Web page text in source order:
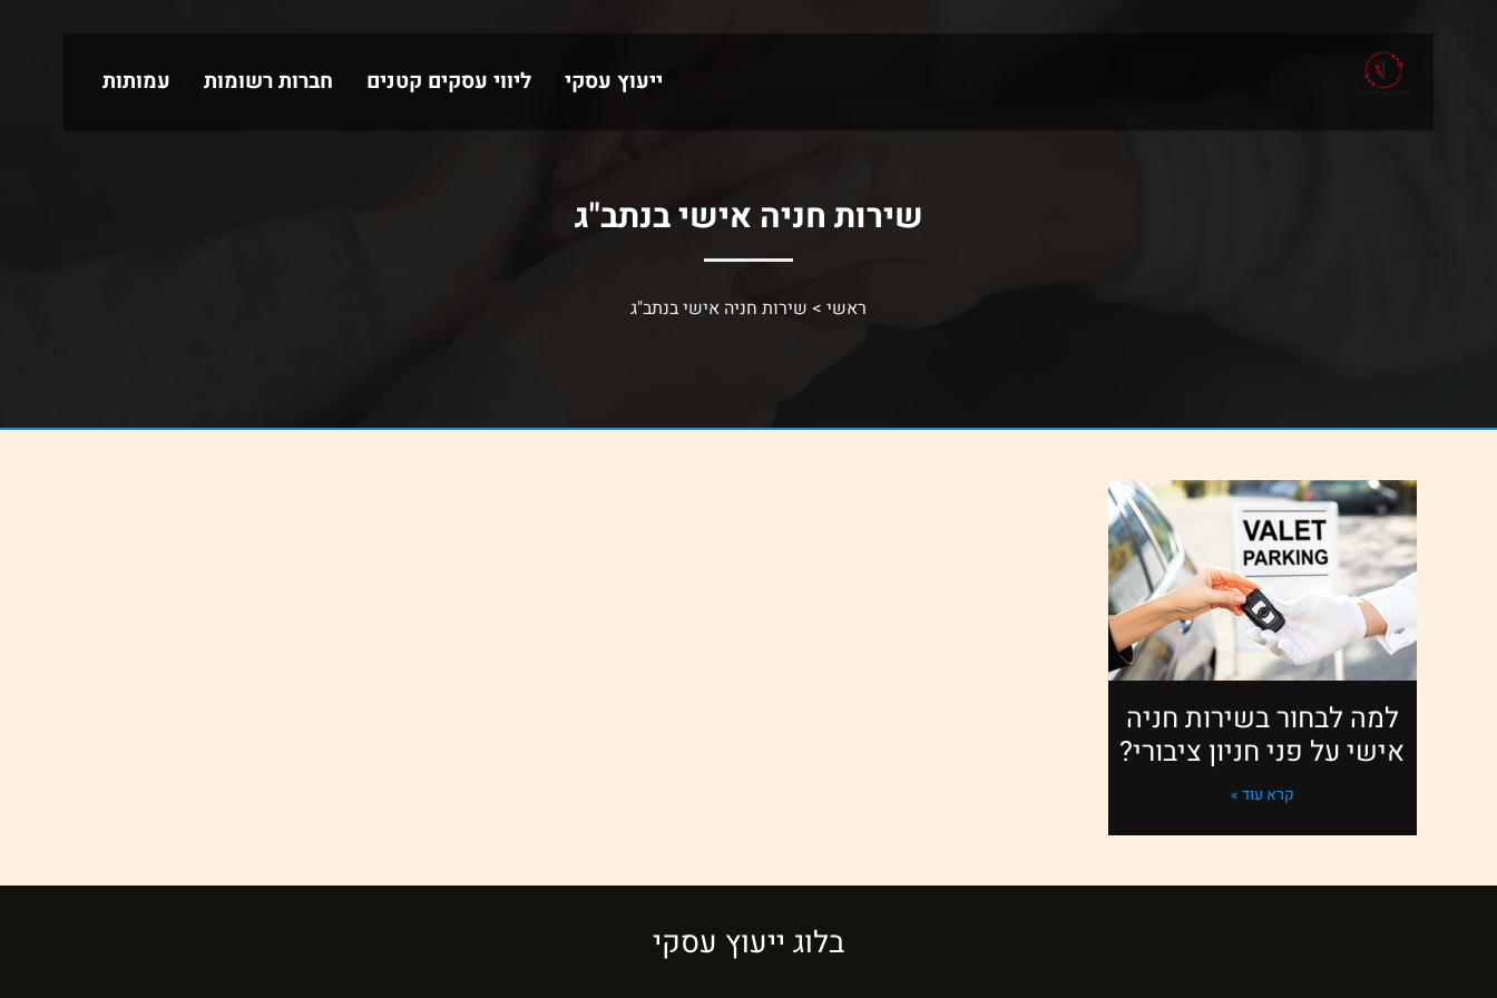
ייעוץ עסקי ליווי עסקים קטנים חברות רשומות עמותות
שירות חניה אישי בנתב"ג
ראשי > שירות חניה אישי בנתב"ג
למה לבחור בשירות חניה
אישי על פני חניון ציבורי?
קרא עוד »
בלוג ייעוץ עסקי